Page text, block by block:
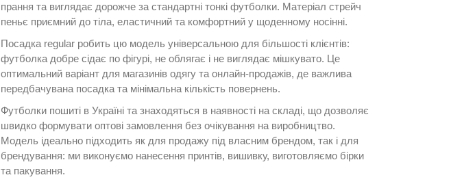
прання та виглядає дорожче за стандартні тонкі футболки. Матеріал стрейч
пеньє приємний до тіла, еластичний та комфортний у щоденному носінні.
Посадка regular робить цю модель універсальною для більшості клієнтів:
футболка добре сідає по фігурі, не облягає і не виглядає мішкувато. Це
оптимальний варіант для магазинів одягу та онлайн-продажів, де важлива
передбачувана посадка та мінімальна кількість повернень.
Футболки пошиті в Україні та знаходяться в наявності на складі, що дозволяє
швидко формувати оптові замовлення без очікування на виробництво.
Модель ідеально підходить як для продажу під власним брендом, так і для
брендування: ми виконуємо нанесення принтів, вишивку, виготовляємо бірки
та пакування.